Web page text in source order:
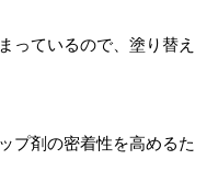
っているので、塗り替え
プ剤の密着性を高めるた